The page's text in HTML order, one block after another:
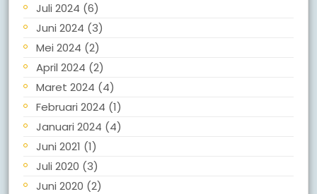
Juli 2024 (6)
Juni 2024 (3)
Mei 2024 (2)
April 2024 (2)
Maret 2024 (4)
Februari 2024 (1)
Januari 2024 (4)
Juni 2021 (1)
Juli 2020 (3)
Juni 2020 (2)